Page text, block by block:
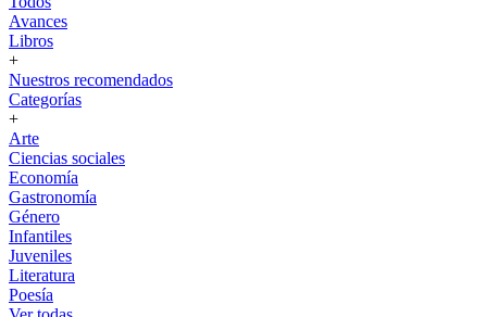
Avances
Libros
+
Nuestros recomendados
Categorías
+
Arte
Ciencias sociales
Economía
Gastronomía
Género
Infantiles
Juveniles
Literatura
Poesía